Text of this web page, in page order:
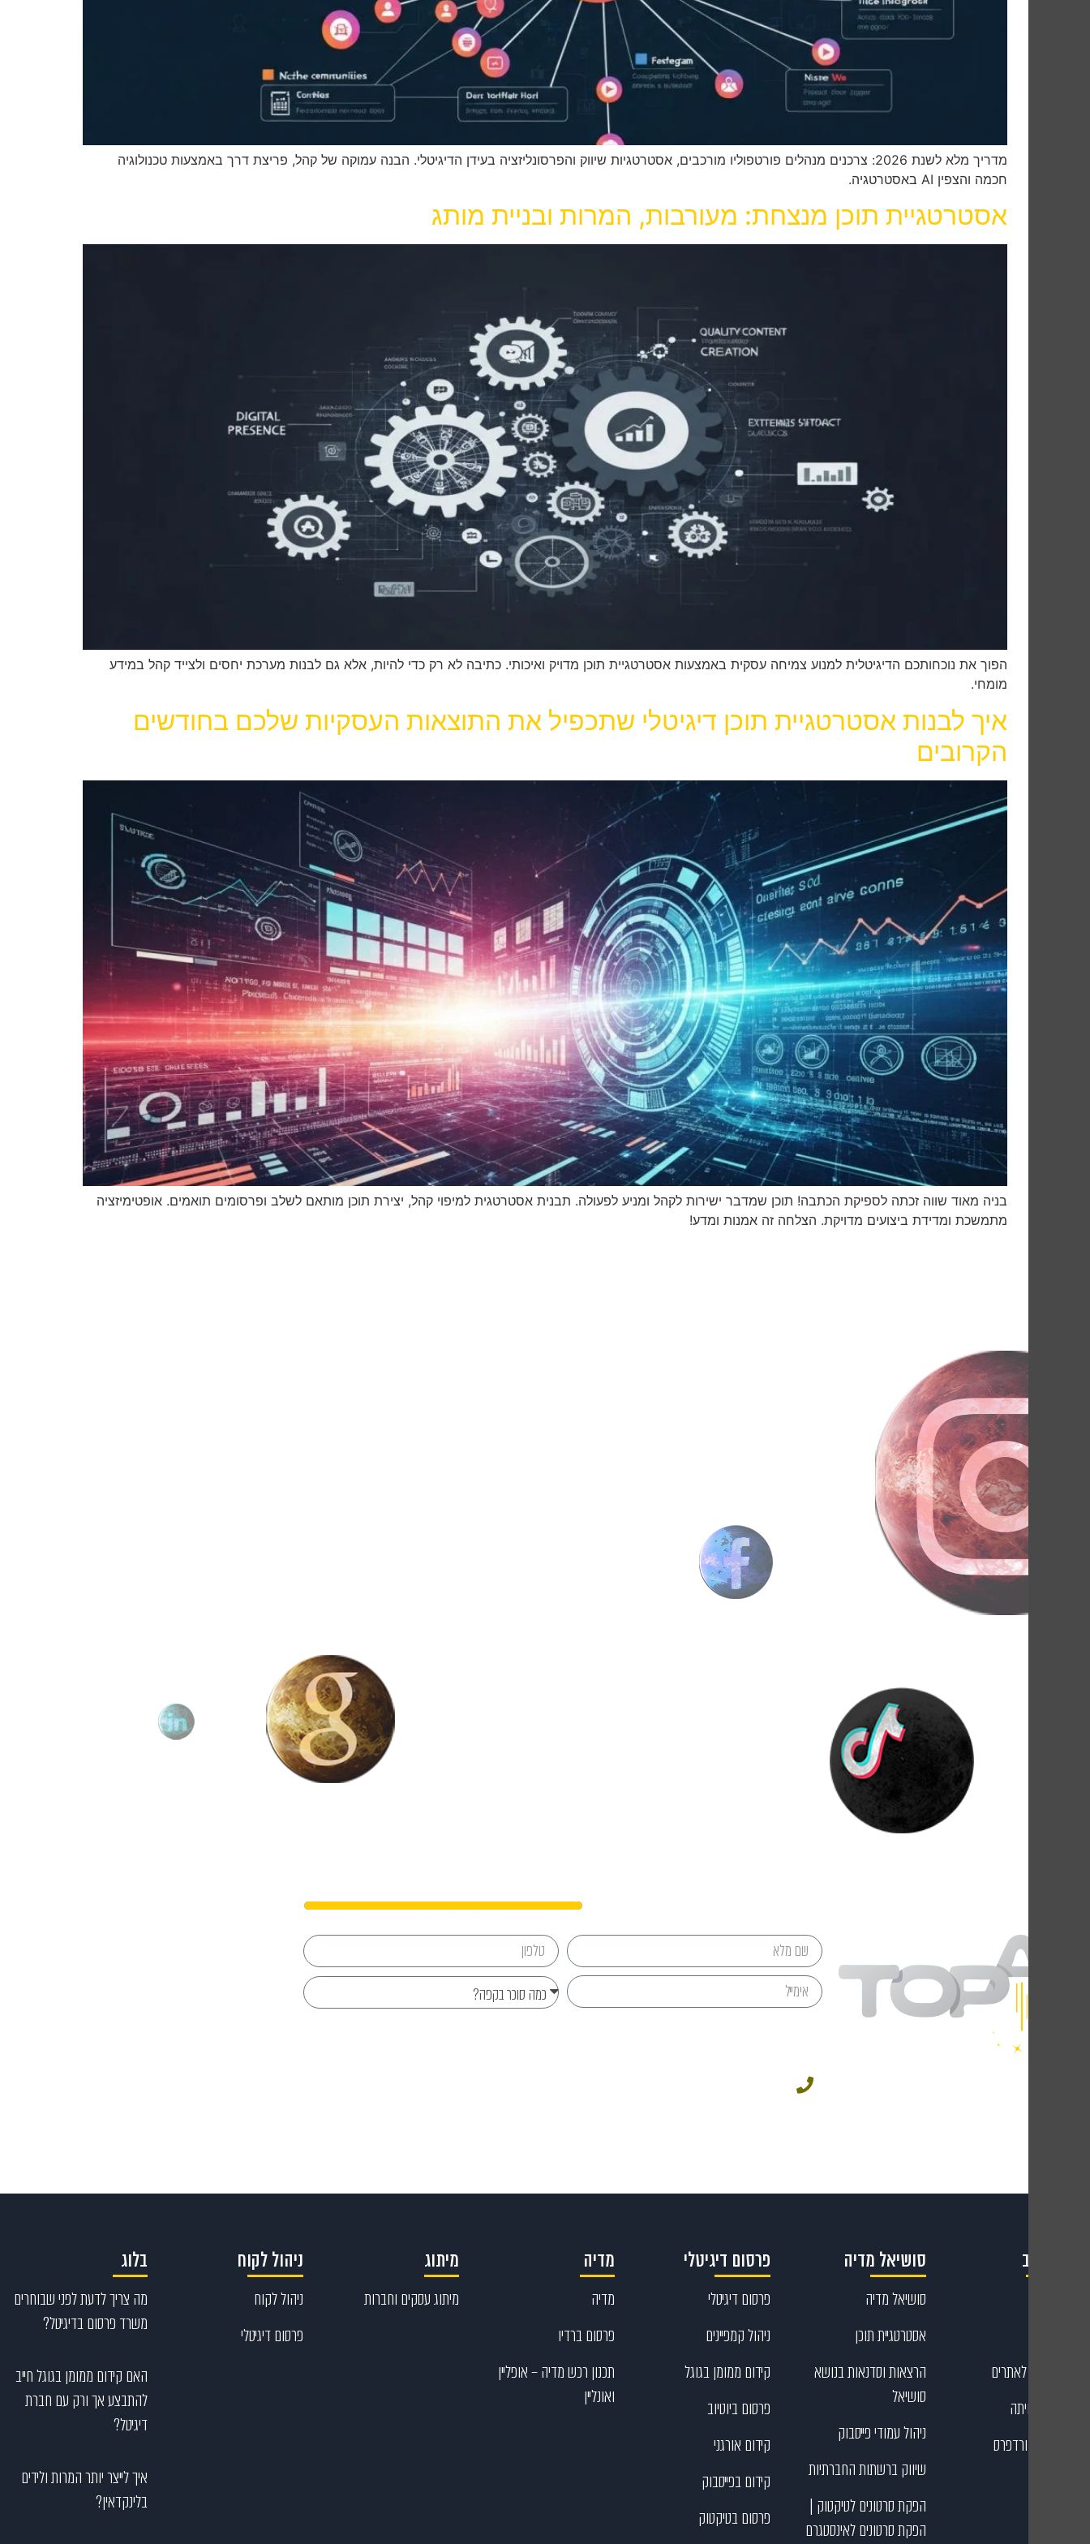
מדריך מלא לשנת 2026: צרכנים מנהלים פורטפוליו מורכבים, אסטרטגיות שיווק והפרסונליזציה בעידן הדיגיטלי. הבנה עמוקה של קהל, פריצת דרך באמצעות טכנולוגיה
חכמה והצפין AI באסטרטגיה.
אסטרטגיית תוכן מנצחת: מעורבות, המרות ובניית מותג
הפוך את נוכחותכם הדיגיטלית למנוע צמיחה עסקית באמצעות אסטרטגיית תוכן מדויק ואיכותי. כתיבה לא רק כדי להיות, אלא גם לבנות מערכת יחסים ולצייד קהל במידע
מומחי.
איך לבנות אסטרטגיית תוכן דיגיטלי שתכפיל את התוצאות העסקיות שלכם בחודשים
הקרובים
בניה מאוד שווה זכתה לספיקת הכתבה! תוכן שמדבר ישירות לקהל ומניע לפעולה. תבנית אסטרטגית למיפוי קהל, יצירת תוכן מותאם לשלב ופרסומים תואמים. אופטימיזציה
מתמשכת ומדידת ביצועים מדויקת. הצלחה זה אמנות ומדע!
קריאייטיב
כתיבת תוכן לאתרים
בניית דפי נחיתה
בניית אתרי וורדפרס
סושיאל מדיה
סושיאל מדיה
אסטרטגיית תוכן
הרצאות וסדנאות בנושא
סושיאל
ניהול עמודי פייסבוק
שיווק ברשתות החברתיות
הפקת סרטונים לטיקטוק |
הפקת סרטונים לאינסטגרם
פרסום דיגיטלי
פרסום דיגיטלי
ניהול קמפיינים
קידום ממומן בגוגל
פרסום ביוטיוב
קידום אורגני
קידום בפייסבוק
פרסום בטיקטוק
מדיה
מדיה
פרסום ברדיו
תכנון רכש מדיה – אופליין
ואונליין
מיתוג
מיתוג עסקים וחברות
ניהול לקוח
ניהול לקוח
פרסום דיגיטלי
בלוג
מה צריך לדעת לפני שבוחרים
משרד פרסום בדיגיטל?
האם קידום ממומן בגוגל חייב
להתבצע אך ורק עם חברת
דיגיטל?
איך לייצר יותר המרות ולידים
בלינקדאין?